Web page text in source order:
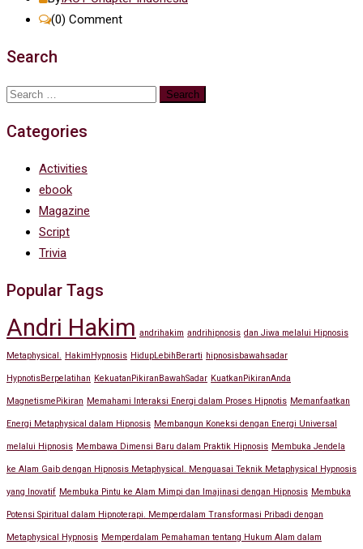
(0) Comment
Search
Search
Categories
Activities
ebook
Magazine
Script
Trivia
Popular Tags
Andri Hakim andrihakim andrihipnosis dan Jiwa melalui Hipnosis
Metaphysical. HakimHypnosis HidupLebihBerarti hipnosisbawahsadar
HypnotisBerpelatihan KekuatanPikiranBawahSadar KuatkanPikiranAnda
MagnetismePikiran Memahami Interaksi Energi dalam Proses Hipnotis Memanfaatkan
Energi Metaphysical dalam Hipnosis Membangun Koneksi dengan Energi Universal
melalui Hipnosis Membawa Dimensi Baru dalam Praktik Hipnosis Membuka Jendela
ke Alam Gaib dengan Hipnosis Metaphysical. Menguasai Teknik Metaphysical Hypnosis
yang Inovatif Membuka Pintu ke Alam Mimpi dan Imajinasi dengan Hipnosis Membuka
Potensi Spiritual dalam Hipnoterapi. Memperdalam Transformasi Pribadi dengan
Metaphysical Hypnosis Memperdalam Pemahaman tentang Hukum Alam dalam